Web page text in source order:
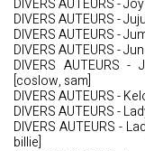
DIVERS AUTEURS -
DIVERS AUTEURS -
DIVERS AUTEURS -
DIVERS AUTEURS -
DIVERS AUTEURS
[coslow, sam]
DIVERS AUTEURS -
DIVERS AUTEURS -
DIVERS AUTEURS -
billie]